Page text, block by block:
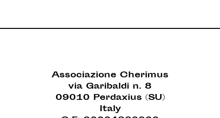
Associazione Cherimus
via Garibaldi n. 8
09010 Perdaxius (SU)
Italy